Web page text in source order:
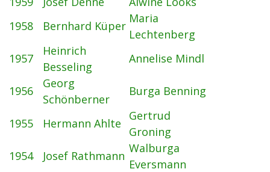
1958
Bernhard Küper
Maria
Lechtenberg
1957
Heinrich
Besseling
Annelise Mindl
1956
Georg
Schönberner
Burga Benning
1955 Hermann Ahlte
Gertrud
Groning
1954
Josef Rathmann
Walburga
Eversmann